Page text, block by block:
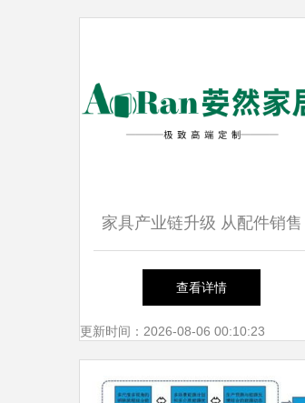
家具产业链升级 从配件销售
到智能集成的四位一体服务矩
阵
查看详情
更新时间：2026-08-06 00:10:23